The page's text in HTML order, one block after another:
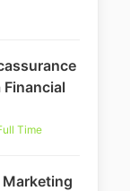
Time